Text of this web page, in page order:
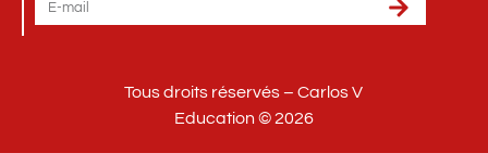
Tous droits réservés – Carlos V
Education © 2026